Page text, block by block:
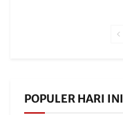
POPULER HARI INI